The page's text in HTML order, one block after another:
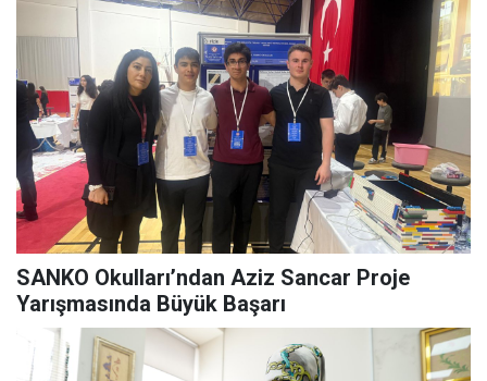
SANKO Okulları’ndan Aziz Sancar Proje
Yarışmasında Büyük Başarı